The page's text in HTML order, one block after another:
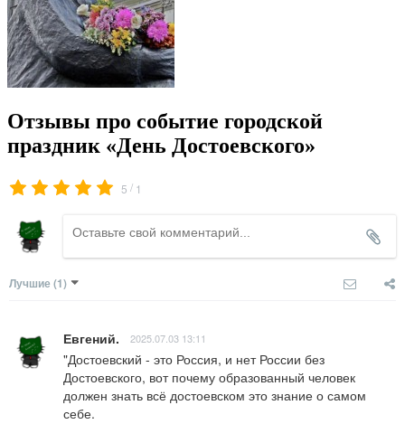
Отзывы про событие городской
праздник «День Достоевского»
5 / 1
Лучшие (1)
Евгений. 2025.07.03 13:11
"Достоевский - это Россия, и нет России без
Достоевского, вот почему образованный человек
должен знать всё достоевском это знание о самом
себе.